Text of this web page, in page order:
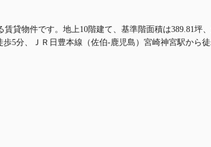
貸物件です。地上10階建て、基準階面積は389.81
5分、ＪＲ日豊本線（佐伯-鹿児島）宮崎神宮駅から徒